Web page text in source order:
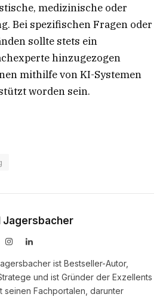
medizinische oder
Bei spezifischen Fragen oder
sollte stets ein
hinzugezogen
mithilfe von KI-Systemen
worden sein.
Jagersbacher
InstagramLinkedIn
ist Bestseller-Autor,
und ist Gründer der Exzellents
seinen Fachportalen, darunter